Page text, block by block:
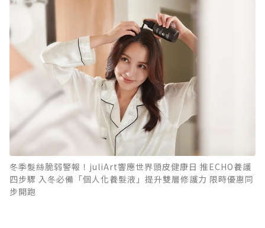
冬季髮絲脆弱警報！juliArt響應世界頭皮健康日 推ECHO養護
四步驟 入冬必備「個人化養髮液」提升雙層修護力 限時優惠同
步開跑